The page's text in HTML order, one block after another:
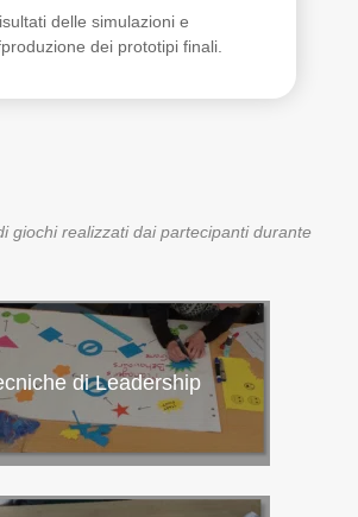
delle simulazioni e
dei prototipi finali.
giochi realizzati dai partecipanti durante
di Leadership